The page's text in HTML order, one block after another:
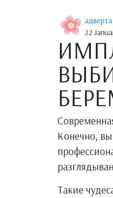
адверта
22
Конечно,
Такие